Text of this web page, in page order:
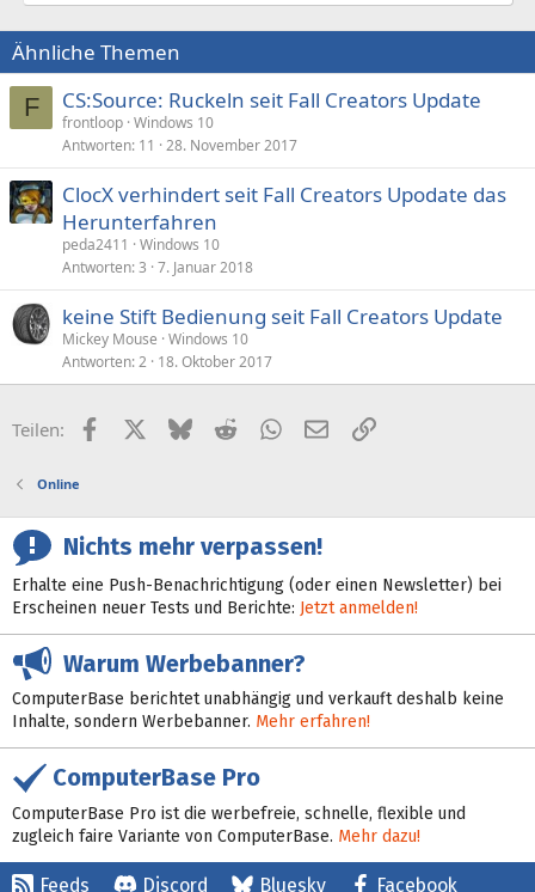
Ähnliche Themen
F CS:Source: Ruckeln seit Fall Creators Update
frontloop Windows 10
Antworten 11 28. November 2017
ClocX verhindert seit Fall Creators Upodate das
Herunterfahren
peda2411
Windows 10
Antworten 3 7. Januar 2018
keine Stift Bedienung seit Fall Creators Update
Mickey Mouse Windows 10
Antworten 2 18. Oktober 2017
Teilen: FacebookX (Twitter)
BlueskyRedditWhatsApp
E-MailLink
Online
Nichts mehr verpassen!
Erhalte eine Push-Benachrichtigung (oder einen Newsletter) bei
Erscheinen neuer Tests und Berichte: Jetzt anmelden!
Warum Werbebanner?
ComputerBase berichtet unabhängig und verkauft deshalb keine
Inhalte, sondern Werbebanner. Mehr erfahren!
ComputerBase Pro
ComputerBase Pro ist die werbefreie, schnelle, flexible und
zugleich faire Variante von ComputerBase. Mehr dazu!
Feeds Discord Bluesky Facebook